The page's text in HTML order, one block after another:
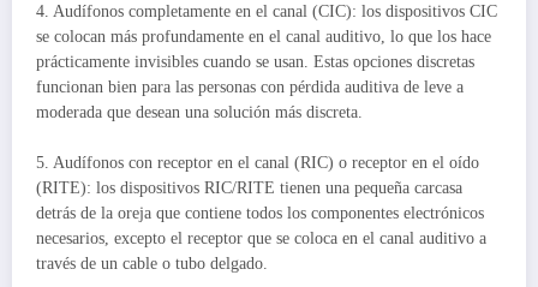
4. Audífonos completamente en el canal (CIC): los dispositivos CIC
se colocan más profundamente en el canal auditivo, lo que los hace
prácticamente invisibles cuando se usan. Estas opciones discretas
funcionan bien para las personas con pérdida auditiva de leve a
moderada que desean una solución más discreta.
5. Audífonos con receptor en el canal (RIC) o receptor en el oído
(RITE): los dispositivos RIC/RITE tienen una pequeña carcasa
detrás de la oreja que contiene todos los componentes electrónicos
necesarios, excepto el receptor que se coloca en el canal auditivo a
través de un cable o tubo delgado.